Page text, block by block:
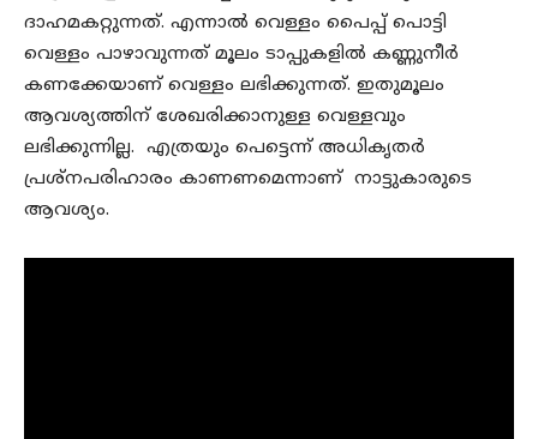
ദാഹമകറ്റുന്നത്. എന്നാൽ വെള്ളം പൈപ്പ് പൊട്ടി
വെള്ളം പാഴാവുന്നത് മൂലം ടാപ്പുകളിൽ കണ്ണുനീർ
കണക്കേയാണ് വെള്ളം ലഭിക്കുന്നത്. ഇതുമൂലം
ആവശ്യത്തിന് ശേഖരിക്കാനുള്ള വെള്ളവും
ലഭിക്കുന്നില്ല. എത്രയും പെട്ടെന്ന് അധികൃതർ
പ്രശ്നപരിഹാരം കാണണമെന്നാണ് നാട്ടുകാരുടെ
ആവശ്യം.